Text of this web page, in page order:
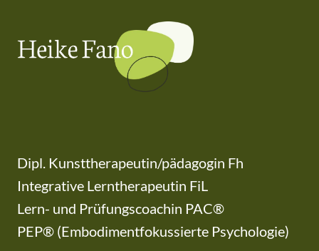
Dipl. Kunsttherapeutin/pädagogin Fh
Integrative Lerntherapeutin FiL
Lern- und Prüfungscoachin PAC®
PEP® (Embodimentfokussierte Psychologie)